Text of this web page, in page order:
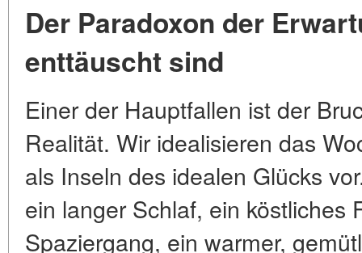
Der Paradoxon der
enttäuscht sind
Einer der Hauptfallen ist der
Realität. Wir idealisieren das
als Inseln des idealen Glücks
ein langer Schlaf, ein köstliches
Spaziergang, ein warmer,